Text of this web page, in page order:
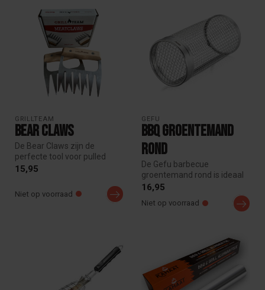
GRILLTEAM
Bear Claws
De Bear Claws zijn de
perfecte tool voor pulled
pork. Scheur als een echte
15,95
Niet op voorraad
GEFU
BBQ Groentemand
Rond
De Gefu barbecue
groentemand rond is ideaal
voor het grillen van kleine en
16,95
Niet op voorraad